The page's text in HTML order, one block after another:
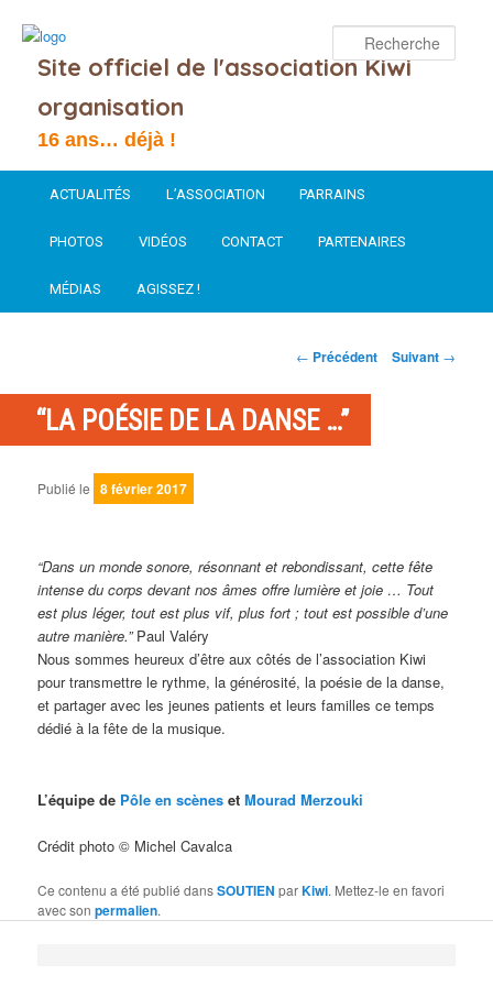
Site officiel de l'association Kiwi
organisation
16 ans… déjà !
Aller
au
contenu
ACTUALITÉS L’ASSOCIATION PARRAINS
PHOTOS VIDÉOS CONTACT PARTENAIRES
MÉDIAS AGISSEZ !
NAVIGATION
ARTICLES
← Précédent Suivant →
“LA POÉSIE DE LA DANSE …”
Publié le 8 février 2017
“Dans un monde sonore, résonnant et rebondissant, cette fête
intense du corps devant nos âmes offre lumière et joie … Tout
est plus léger, tout est plus vif, plus fort ; tout est possible d’une
autre manière.” Paul Valéry
Nous sommes heureux d’être aux côtés de l’association Kiwi
pour transmettre le rythme, la générosité, la poésie de la danse,
et partager avec les jeunes patients et leurs familles ce temps
dédié à la fête de la musique.
L’équipe de Pôle en scènes etMourad Merzouki
Crédit photo © Michel Cavalca
Ce contenu a été publié dansSOUTIEN parKiwi. Mettez-le en favori
avec sonpermalien.